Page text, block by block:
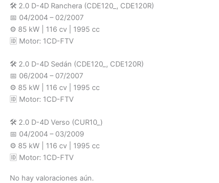
🛠️ 2.0 D-4D Ranchera (CDE120_, CDE120R)
📅 04/2004 – 02/2007
⚙️ 85 kW | 116 cv | 1995 cc
🆔 Motor: 1CD-FTV
🛠️ 2.0 D-4D Sedán (CDE120_, CDE120R)
📅 06/2004 – 07/2007
⚙️ 85 kW | 116 cv | 1995 cc
🆔 Motor: 1CD-FTV
🛠️ 2.0 D-4D Verso (CUR10_)
📅 04/2004 – 03/2009
⚙️ 85 kW | 116 cv | 1995 cc
🆔 Motor: 1CD-FTV
No hay valoraciones aún.